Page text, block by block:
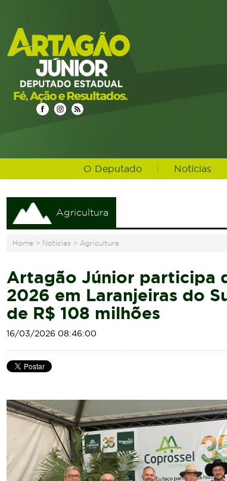
O Deputado Notícias
Agricultura
Home > Notícias > Agricultura
Artagão Júnior participa
2026 em Laranjeiras do
de R$ 108 milhões
16/03/2026 08:46:00